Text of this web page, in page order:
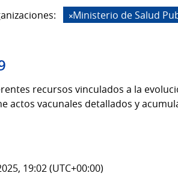
Ministerio de Salud
recursos vinculados a la
actos vacunales detallados y
19:02 (UTC+00:00)